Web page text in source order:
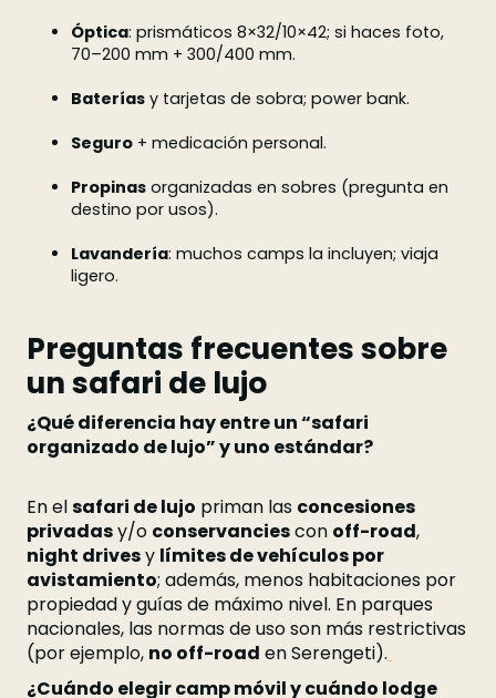
Óptica: prismáticos 8×32/10×42; si haces foto,
70–200 mm + 300/400 mm.
Baterías y tarjetas de sobra; power bank.
Seguro + medicación personal.
Propinas organizadas en sobres (pregunta en
destino por usos).
Lavandería: muchos camps la incluyen; viaja
ligero.
Preguntas frecuentes sobre
un safari de lujo
¿Qué diferencia hay entre un “safari
organizado de lujo” y uno estándar?
En elsafari de lujo priman las concesiones
privadasy/o conservanciescon off-road,
night drivesy límites de vehículos por
avistamiento; además, menos habitaciones por
propiedad y guías de máximo nivel. En parques
nacionales, las normas de uso son más restrictivas
(por ejemplo, no off-road en Serengeti).
¿Cuándo elegir camp móvil y cuándo lodge